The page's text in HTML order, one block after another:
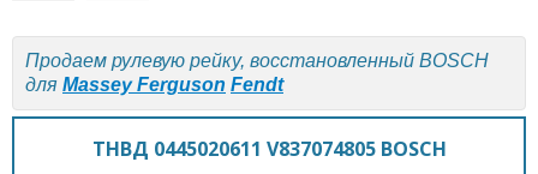
Продаем рулевую рейку, восстановленный BOSCH
для Massey Ferguson Fendt
ТНВД 0445020611 V837074805 BOSCH